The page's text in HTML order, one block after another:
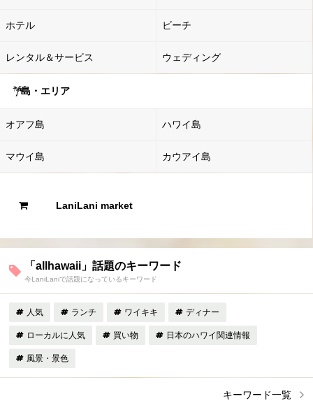
ホテル ビーチ
レンタル＆サービス ウェディング
島・エリア
オアフ島 ハワイ島
マウイ島 カウアイ島
LaniLani market
「allhawaii」話題のキーワード
今LaniLaniで話題になっているキーワード
人気 ランチ ワイキキ ディナー
ローカルに人気 買い物 日本のハワイ関連情報
風景・景色
キーワード一覧